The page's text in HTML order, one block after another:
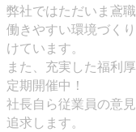
弊社ではただいま鳶
働きやすい環境づく
けています。
また、充実した福利
定期開催中！
社長自ら従業員の意
追求します。